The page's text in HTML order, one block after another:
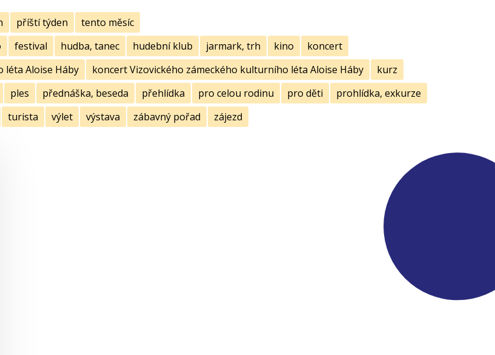
příští týden
tento měsíc
festival hudba, tanec hudební klub jarmark, trh kino
koncert
léta Aloise Háby
koncert Vizovického zámeckého kulturního léta Aloise Háby
kurz
ples přednáška, beseda přehlídka pro celou rodinu pro děti
prohlídka, exkurze
turista výlet výstava zábavný pořad zájezd